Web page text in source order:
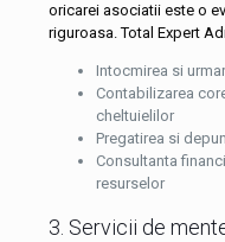
oricarei asociatii este o
riguroasa. Total Expert
Intocmirea si
Contabilizarea
cheltuielilor
Pregatirea si
Consultanta
resurselor
3. Servicii de